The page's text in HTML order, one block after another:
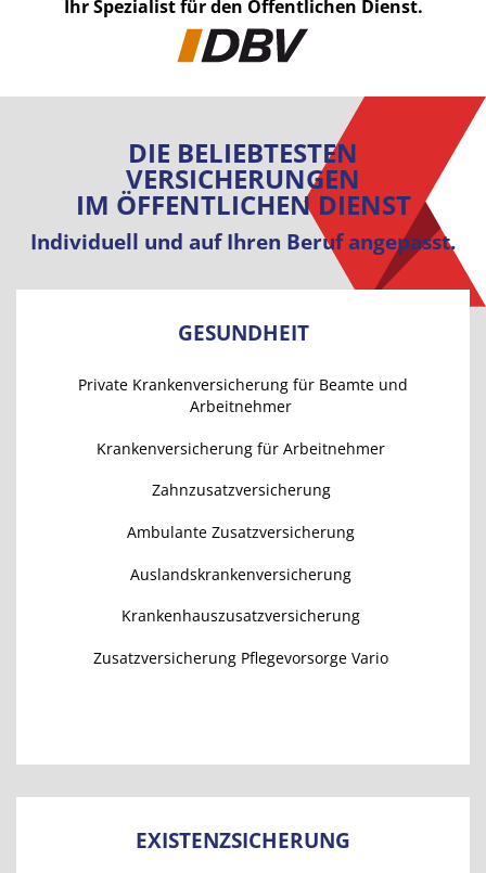
Ihr Spezialist für den Öffentlichen Dienst.
DIE BELIEBTESTEN
VERSICHERUNGEN
IM ÖFFENTLICHEN DIENST
Individuell und auf Ihren Beruf angepasst.
GESUNDHEIT
Private Krankenversicherung für Beamte und
Arbeitnehmer
Krankenversicherung für Arbeitnehmer
Zahnzusatzversicherung
Ambulante Zusatzversicherung
Auslandskrankenversicherung
Krankenhauszusatzversicherung
Zusatzversicherung Pflegevorsorge Vario
EXISTENZSICHERUNG